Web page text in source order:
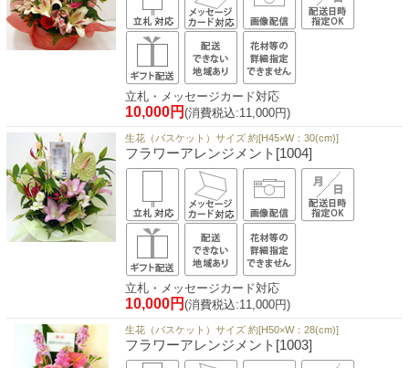
立札・メッセージカード対応
10,000円 (消費税込:11,000円)
生花（バスケット）サイズ 約[H45×W：30(cm)]
フラワーアレンジメント[1004]
立札・メッセージカード対応
10,000円 (消費税込:11,000円)
生花（バスケット）サイズ 約[H50×W：28(cm)]
フラワーアレンジメント[1003]